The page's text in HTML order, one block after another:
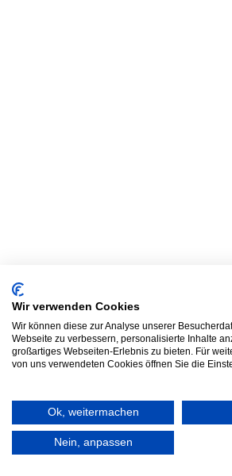
Wir verwenden Cookies
Wir können diese zur Analyse unserer
Webseite zu verbessern, personalisierte Inhalte
großartiges Webseiten-Erlebnis zu bieten. Für
von uns verwendeten Cookies öffnen Sie die
Ok, weitermachen
Nein, anpassen